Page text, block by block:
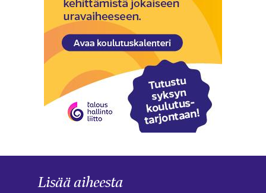
Lisää aiheesta